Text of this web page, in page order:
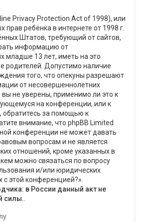
Privacy Protection Act of 1998), или
прав ребёнка в интернете от 1998 г.
Штатов, требующий от сайтов,
информацию от
младше 13 лет, иметь на это
родителей. Допустимо наличие
того, что опекуны разрешают
от несовершеннолетних
не уверены, применимо ли это к
на конференции, или к
за помощью к
внимание, что phpBB Limited
конференции не может давать
вопросам и не является
отношений, кроме указанных в
можно связаться по вопросу
и/или юридических
с этой конференцией?».
в России данный акт не
силы..